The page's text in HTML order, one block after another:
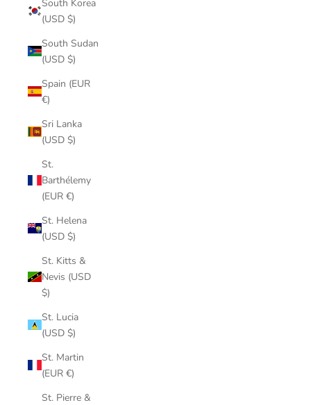
South Korea
(USD $)
South Sudan
(USD $)
Spain (EUR
€)
Sri Lanka
(USD $)
St.
Barthélemy
(EUR €)
St. Helena
(USD $)
St. Kitts &
Nevis (USD
$)
St. Lucia
(USD $)
St. Martin
(EUR €)
St. Pierre &